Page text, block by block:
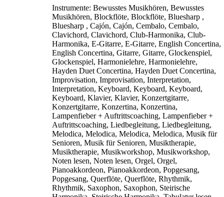
Instrumente: Bewusstes Musikhören, Bewusstes
Musikhören, Blockflöte, Blockflöte, Bluesharp ,
Bluesharp , Cajón, Cajón, Cembalo, Cembalo,
Clavichord, Clavichord, Club-Harmonika, Club-
Harmonika, E-Gitarre, E-Gitarre, English Concertina,
English Concertina, Gitarre, Gitarre, Glockenspiel,
Glockenspiel, Harmonielehre, Harmonielehre,
Hayden Duet Concertina, Hayden Duet Concertina,
Improvisation, Improvisation, Interpretation,
Interpretation, Keyboard, Keyboard, Keyboard,
Keyboard, Klavier, Klavier, Konzertgitarre,
Konzertgitarre, Konzertina, Konzertina,
Lampenfieber + Auftrittscoaching, Lampenfieber +
Auftrittscoaching, Liedbegleitung, Liedbegleitung,
Melodica, Melodica, Melodica, Melodica, Musik für
Senioren, Musik für Senioren, Musiktherapie,
Musiktherapie, Musikworkshop, Musikworkshop,
Noten lesen, Noten lesen, Orgel, Orgel,
Pianoakkordeon, Pianoakkordeon, Popgesang,
Popgesang, Querflöte, Querflöte, Rhythmik,
Rhythmik, Saxophon, Saxophon, Steirische